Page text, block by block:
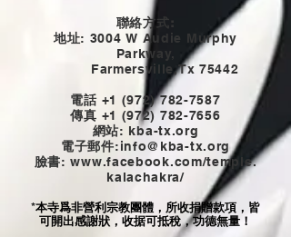
聯絡方式:
地址: 3004 W Audie Murphy
Parkway,
Farmersville,Tx 75442
電話 +1 (972) 782-7587
傳真 +1 (972) 782-7656
網站: kba-tx.org
電子郵件:info@kba-tx.org
臉書: www.facebook.com/temple.
kalachakra/
*本寺爲非營利宗教團體，所收捐贈款項，皆
可開出感謝狀，收据可抵稅，功德無量！